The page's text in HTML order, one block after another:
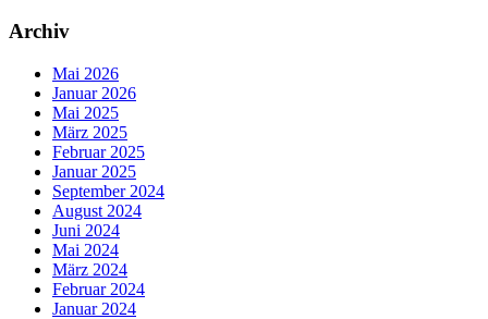
Archiv
Mai 2026
Januar 2026
Mai 2025
März 2025
Februar 2025
Januar 2025
September 2024
August 2024
Juni 2024
Mai 2024
März 2024
Februar 2024
Januar 2024